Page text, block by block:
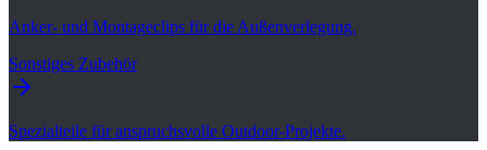
Anker- und Montageclips für die Außenverlegung.
Sonstiges Zubehör
Spezialteile für anspruchsvolle Outdoor-Projekte.